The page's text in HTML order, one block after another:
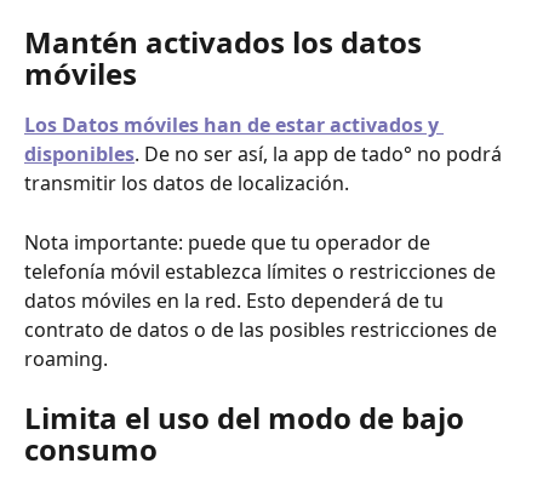
Mantén activados los datos
móviles
Los Datos móviles han de estar activados y
disponibles. De no ser así, la app de tado° no podrá
transmitir los datos de localización.
Nota importante: puede que tu operador de
telefonía móvil establezca límites o restricciones de
datos móviles en la red. Esto dependerá de tu
contrato de datos o de las posibles restricciones de
roaming.
Limita el uso del modo de bajo
consumo